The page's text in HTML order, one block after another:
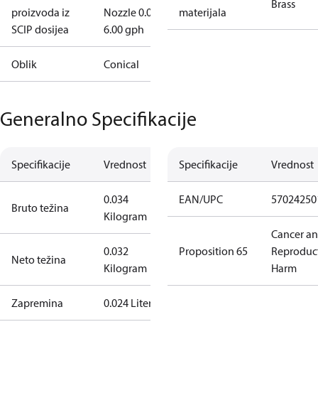
proizvoda iz
SCIP dosijea
Nozzle 0.00-
6.00 gph
Oblik Conical
materijala
Brass
Generalno Specifikacije
Specifikacije Vrednost
Bruto težina
0.034
Kilogram
Neto težina
0.032
Kilogram
Zapremina 0.024 Liter
Specifikacije Vrednost
EAN/UPC
Proposition 65
Cancer
Harm